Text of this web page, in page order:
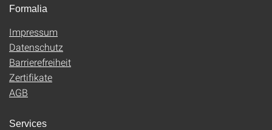
Formalia
Impressum
Datenschutz
Barrierefreiheit
Zertifikate
AGB
Services